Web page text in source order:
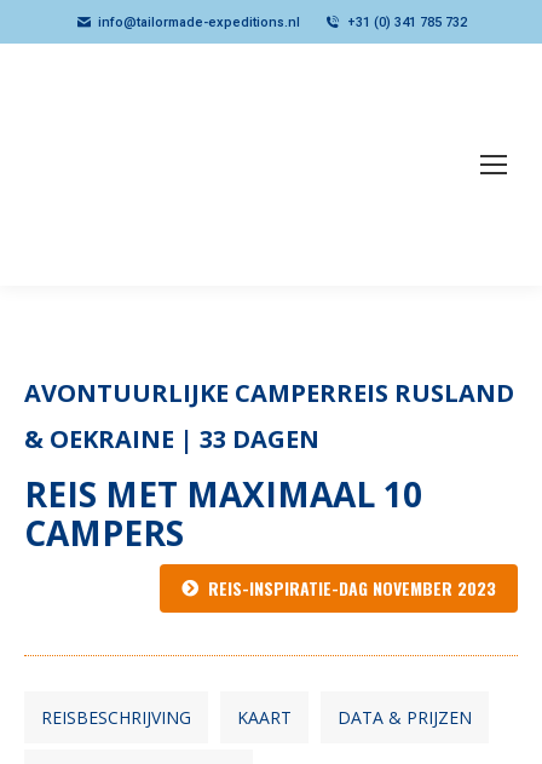
info@tailormade-expeditions.nl +31 (0) 341 785 732
AVONTUURLIJKE CAMPERREIS RUSLAND
& OEKRAINE | 33 DAGEN
REIS MET MAXIMAAL 10
CAMPERS
REIS-INSPIRATIE-DAG NOVEMBER 2023
REISBESCHRIJVING KAART DATA & PRIJZEN